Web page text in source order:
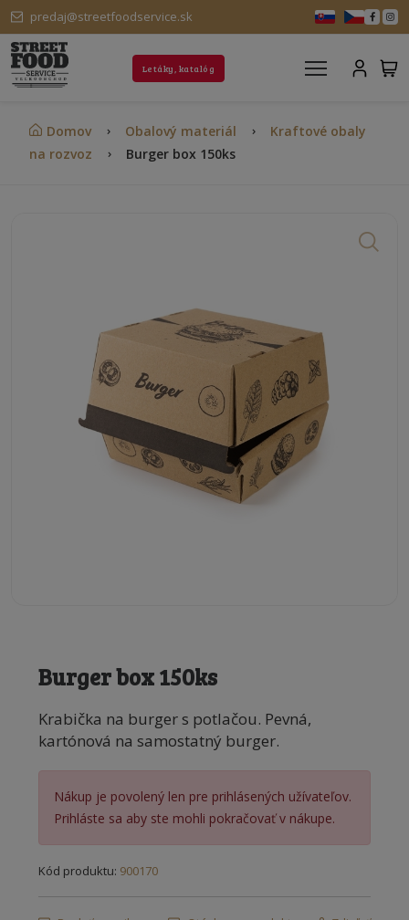
predaj@streetfoodservice.sk
Letáky, katalóg
Domov Obalový materiál
Kraftové obaly
na rozvoz
Burger box 150ks
Burger box 150ks
Krabička na burger s potlačou. Pevná,
kartónová na samostatný burger.
Nákup je povolený len pre prihlásených užívateľov.
Prihláste sa aby ste mohli pokračovať v nákupe.
Kód produktu: 900170